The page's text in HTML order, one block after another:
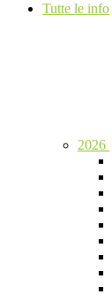
Tutte le info
2026